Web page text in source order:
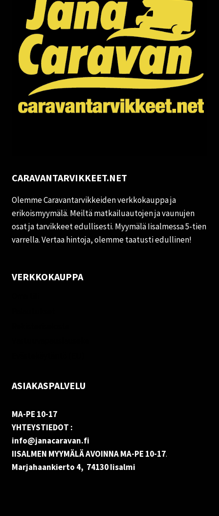
CARAVANTARVIKKEET.NET
Olemme Caravantarvikkeiden verkkokauppa ja
erikoismyymälä. Meiltä matkailuautojen ja vaunujen
osat ja tarvikkeet edullisesti. Myymälä Iisalmessa 5-tien
varrella. Vertaa hintoja, olemme taatusti edullinen!
VERKKOKAUPPA
ASIAKASPALVELU
MA-PE 10-17
YHTEYSTIEDOT :
info@janacaravan.fi
IISALMEN MYYMÄLÄ AVOINNA MA-PE 10-17.
Marjahaankierto 4, 74130 Iisalmi